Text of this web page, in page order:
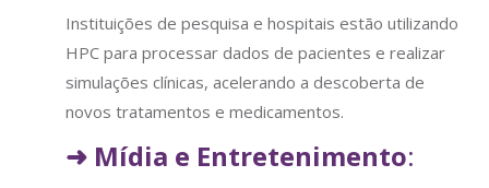
Instituições de pesquisa e hospitais estão utilizando
HPC para processar dados de pacientes e realizar
simulações clínicas, acelerando a descoberta de
novos tratamentos e medicamentos.
➜ Mídia e Entretenimento: